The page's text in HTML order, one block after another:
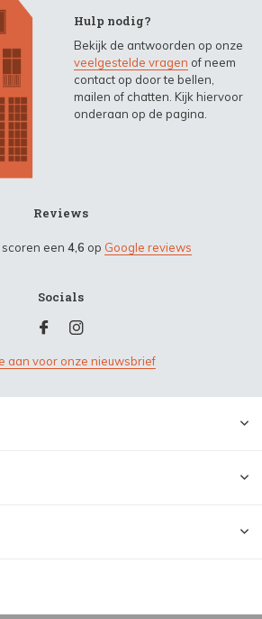
Hulp nodig?
Bekijk de antwoorden op onze
veelgestelde vragen of neem
contact op door te bellen,
mailen of chatten. Kijk hiervoor
onderaan op de pagina.
Reviews
een 4,6 op Google reviews
Socials
aan voor onze nieuwsbrief